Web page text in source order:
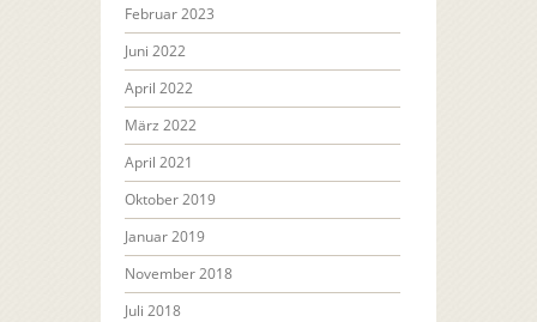
Februar 2023
Juni 2022
April 2022
März 2022
April 2021
Oktober 2019
Januar 2019
November 2018
Juli 2018